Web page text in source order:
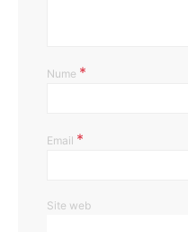
Nume *
Email *
Site web